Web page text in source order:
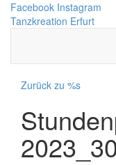
Facebook Instagram
Tanzkreation Erfurt
Zurück zu %s